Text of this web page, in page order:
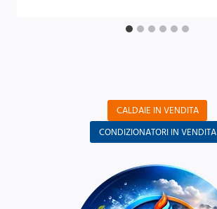
CALDAIE IN VENDITA
CONDIZIONATORI IN VENDITA